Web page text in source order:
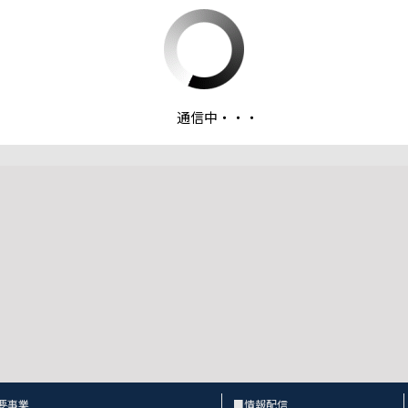
ファイルダウンロード
東協力センター支援サービス概要
事業 ■情報配信
通信中・・・